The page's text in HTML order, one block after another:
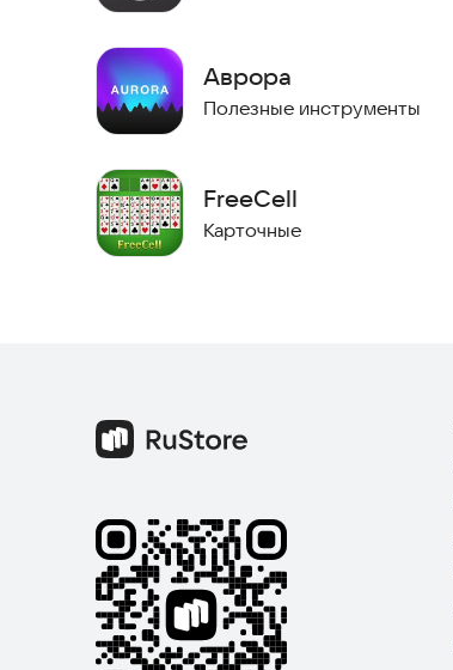
Аврора
Полезные инструменты
FreeCell
Карточные